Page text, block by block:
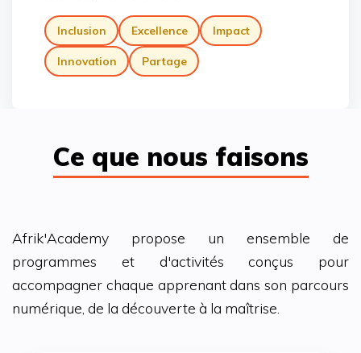
Inclusion Excellence Impact
Innovation Partage
Ce que nous faisons
Afrik'Academy propose un ensemble de
programmes et d'activités conçus pour
accompagner chaque apprenant dans son parcours
numérique, de la découverte à la maîtrise.